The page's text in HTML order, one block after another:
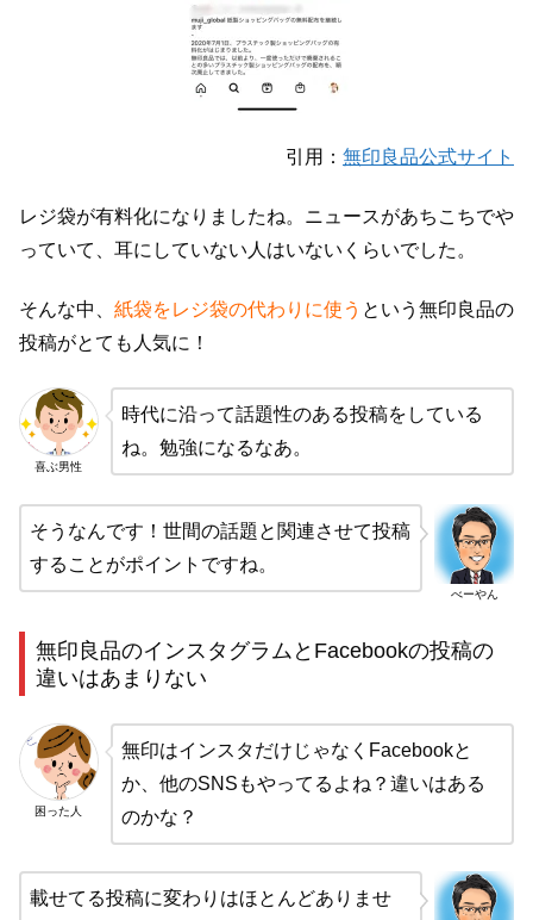
引用： 無印良品公式サイト
レジ袋が有料化になりましたね。ニュースがあちこちでや
っていて、耳にしていない人はいないくらいでした。
そんな中、 紙袋をレジ袋の代わりに使う という無印良品の
投稿がとても人気に！
喜ぶ男性
時代に沿って話題性のある投稿をしている
ね。勉強になるなあ。
べーやん
そうなんです！世間の話題と関連させて投稿
することがポイントですね。
無印良品のインスタグラムとFacebookの投稿の
違いはあまりない
困った人
無印はインスタだけじゃなくFacebookと
か、他のSNSもやってるよね？違いはある
のかな？
載せてる投稿に変わりはほとんどありませ